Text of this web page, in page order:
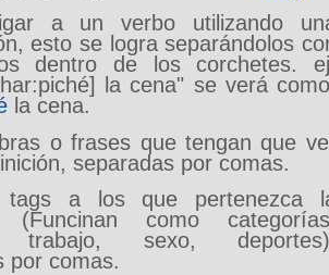
a un verbo utilizando
esto se logra separándolos
dentro de los corchetes.
la cena" se verá
la cena.
o frases que tengan que
separadas por comas.
tags a los que pertenezca
(Funcinan como
trabajo, sexo,
por comas.